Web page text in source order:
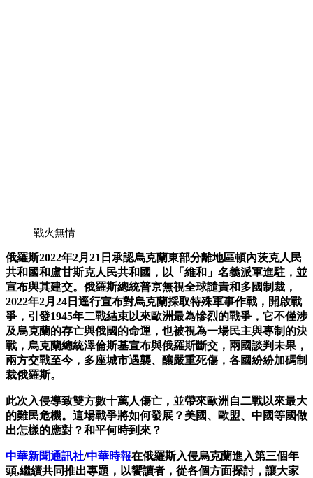
戰火無情
俄羅斯2022年2月21日承認烏克蘭東部分離地區頓內茨克人民
共和國和盧甘斯克人民共和國，以「維和」名義派軍進駐，並
宣布與其建交。俄羅斯總統普京無視全球譴責和多國制裁，
2022年2月24日逕行宣布對烏克蘭採取特殊軍事作戰，開啟戰
爭，引發1945年二戰結束以來歐洲最為慘烈的戰爭，它不僅涉
及烏克蘭的存亡與俄國的命運，也被視為一場民主與專制的決
戰，烏克蘭總統澤倫斯基宣布與俄羅斯斷交，兩國談判未果，
兩方交戰至今，多座城市遇襲、釀嚴重死傷，各國紛紛加碼制
裁俄羅斯。
此次入侵導致雙方數十萬人傷亡，並帶來歐洲自二戰以來最大
的難民危機。這場戰爭將如何發展？美國、歐盟、中國等國做
出怎樣的應對？和平何時到來？
中華新聞通訊社/中華時報在俄羅斯入侵烏克蘭進入第三個年
頭,繼續共同推出專題，以饗讀者，從各個方面探討，讓大家